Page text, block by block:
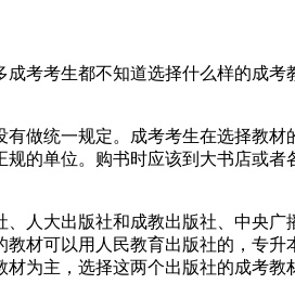
考考生都不知道选择什么样的成
做统一规定。成考考生在选择教
的单位。购书时应该到大书店或
人大出版社和成教出版社、中央
材可以用人民教育出版社的，专
为主，选择这两个出版社的成考教